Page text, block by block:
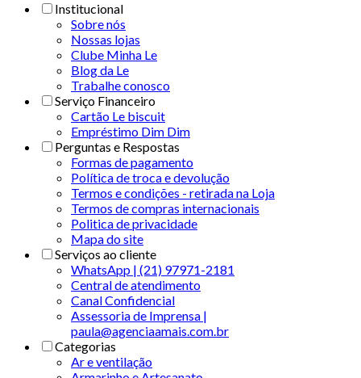
Institucional
Sobre nós
Nossas lojas
Clube Minha Le
Blog da Le
Trabalhe conosco
Serviço Financeiro
Cartão Le biscuit
Empréstimo Dim Dim
Perguntas e Respostas
Formas de pagamento
Política de troca e devolução
Termos e condições - retirada na Loja
Termos de compras internacionais
Politica de privacidade
Mapa do site
Serviços ao cliente
WhatsApp | (21) 97971-2181
Central de atendimento
Canal Confidencial
Assessoria de Imprensa |
paula@agenciaamais.com.br
Categorias
Ar e ventilação